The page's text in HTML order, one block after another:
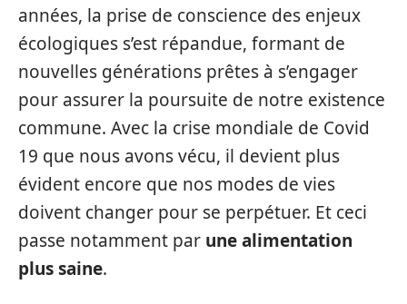
années, la prise de conscience des enjeux
écologiques s’est répandue, formant de
nouvelles générations prêtes à s’engager
pour assurer la poursuite de notre existence
commune. Avec la crise mondiale de Covid
19 que nous avons vécu, il devient plus
évident encore que nos modes de vies
doivent changer pour se perpétuer. Et ceci
passe notamment par une alimentation
plus saine.